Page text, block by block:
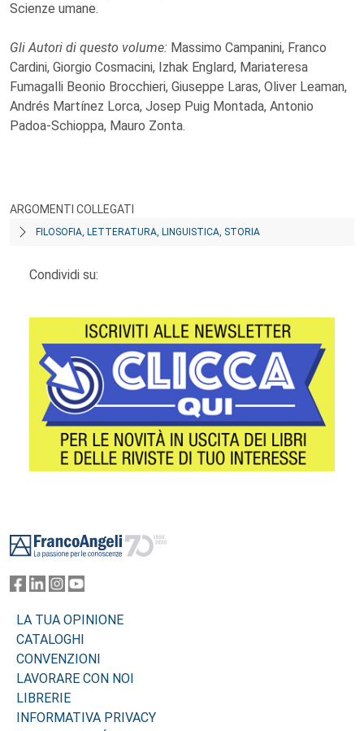
Scienze umane.
Gli Autori di questo volume: Massimo Campanini, Franco
Cardini, Giorgio Cosmacini, Izhak Englard, Mariateresa
Fumagalli Beonio Brocchieri, Giuseppe Laras, Oliver Leaman,
Andrés Martínez Lorca, Josep Puig Montada, Antonio
Padoa-Schioppa, Mauro Zonta.
ARGOMENTI COLLEGATI
FILOSOFIA, LETTERATURA, LINGUISTICA, STORIA
Condividi su:
LA TUA OPINIONE
CATALOGHI
CONVENZIONI
LAVORARE CON NOI
LIBRERIE
INFORMATIVA PRIVACY